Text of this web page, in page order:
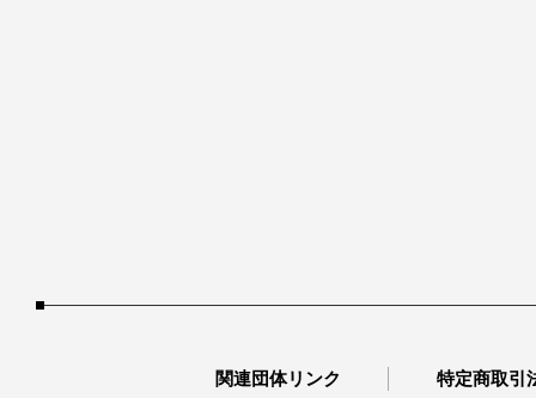
関連団体リンク 特定商取引